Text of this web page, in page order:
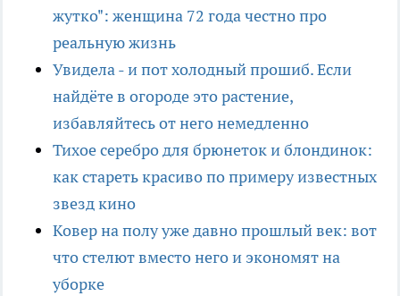
жутко": женщина 72 года честно про
реальную жизнь
Увидела - и пот холодный прошиб. Если
найдёте в огороде это растение,
избавляйтесь от него немедленно
Тихое серебро для брюнеток и блондинок:
как стареть красиво по примеру известных
звезд кино
Ковер на полу уже давно прошлый век: вот
что стелют вместо него и экономят на
уборке